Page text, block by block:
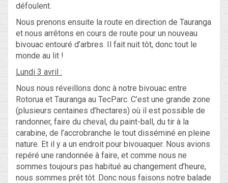
défoulent.
Nous prenons ensuite la route en direction de Tauranga
et nous arrêtons en cours de route pour un nouveau
bivouac entouré d’arbres. Il fait nuit tôt, donc tout le
monde au lit !
Lundi 3 avril :
Nous nous réveillons donc à notre bivouac entre
Rotorua et Tauranga au TecParc. C’est une grande zone
(plusieurs centaines d’hectares) où il est possible de
randonner, faire du cheval, du paint-ball, du tir à la
carabine, de l’accrobranche le tout disséminé en pleine
nature. Et il y a un endroit pour bivouaquer. Nous avions
repéré une randonnée à faire, et comme nous ne
sommes toujours pas habitué au changement d’heure,
nous sommes prêt tôt. Donc nous faisons notre balade